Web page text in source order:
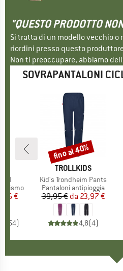
"QUESTO PRODOTTO
Si tratta di un modello vecchio
riordini presso questo
Non ti preoccupare, abbiamo
SOVRAPANTALONI
II
ridotto
€
54)
MARCHIO
TROLLKIDS
Articolo
Kid's Trondheim Pants
Gruppo di prodotti
Pantaloni antipioggia
Prezzo
39,95 € Prezzo ridotto
da 23,97 €
4,8(4)
Sconto
fino al 40%